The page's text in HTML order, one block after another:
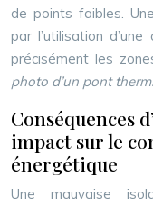
de points faibles.
par l’utilisation
précisément les
photo d’un pont
Conséquences
impact sur le
énergétique
Une mauvaise